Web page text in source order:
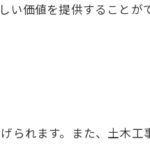
い価値を提供することが
られます。また、土木工